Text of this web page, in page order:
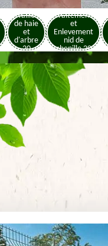
Taille
de haie
et
d'arbre
20
Traitement
et
Enlevement
nid de
chenille 20